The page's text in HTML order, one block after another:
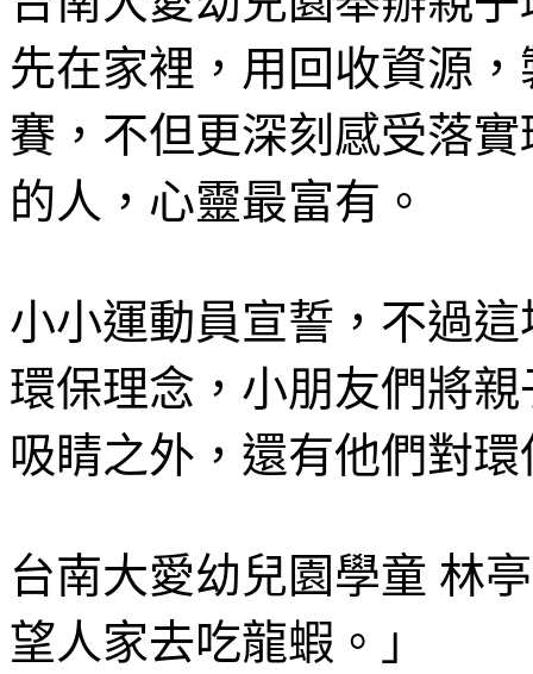
先在家裡，用回收資源
賽，不但更深刻感受落
的人，心靈最富有。
小小運動員宣誓，不過
環保理念，小朋友們將
吸睛之外，還有他們對
台南大愛幼兒園學童 林
望人家去吃龍蝦。」